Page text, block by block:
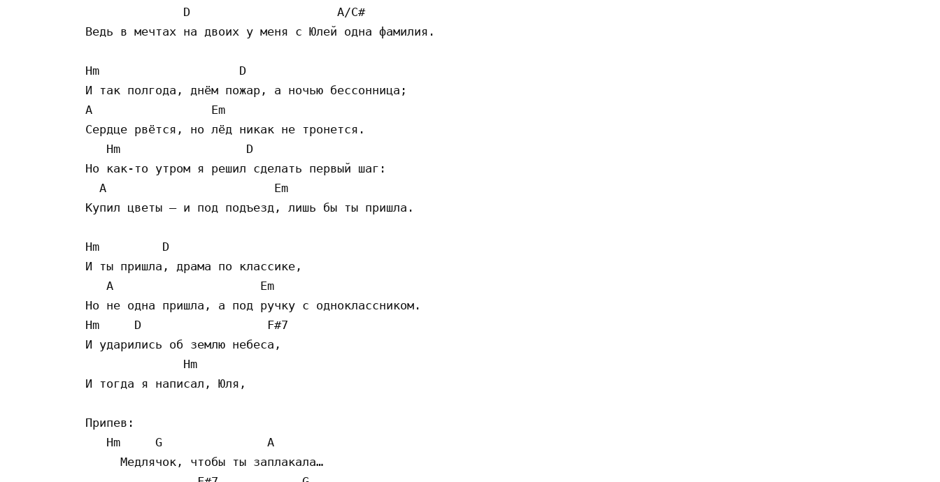
              D                     A/C#
Ведь в мечтах на двоих у меня с Юлей одна фамилия.
Hm                    D
И так полгода, днём пожар, а ночью бессонница;
A                 Em
Сердце рвётся, но лёд никак не тронется.
   Hm                  D
Но как-то утром я решил сделать первый шаг:
  A                        Em
Купил цветы – и под подъезд, лишь бы ты пришла.
Hm         D
И ты пришла, драма по классике,
   A                     Em
Но не одна пришла, а под ручку с одноклассником.
Hm     D                  F#7
И ударились об землю небеса,
              Hm
И тогда я написал, Юля,
Припев:
   Hm     G               A
     Медлячок, чтобы ты заплакала…